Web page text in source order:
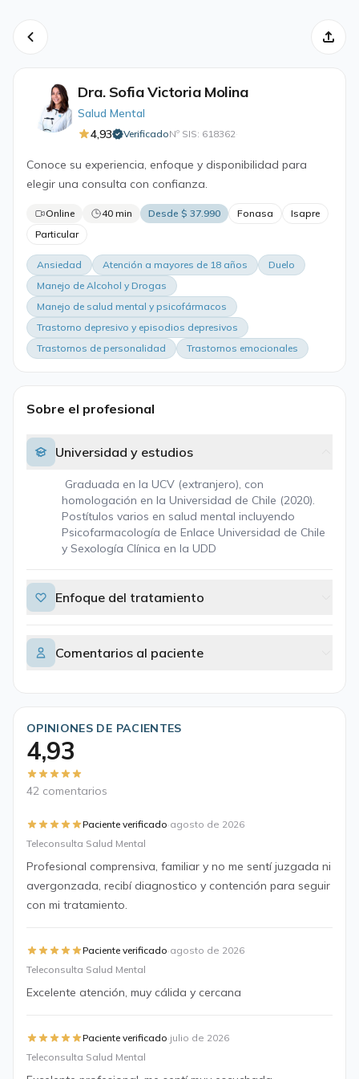
Dra. Sofia Victoria Molina
Salud Mental
4,93
VerificadoNº SIS: 618362·
Conoce su experiencia, enfoque y disponibilidad para
elegir una consulta con confianza.
Online 40 min Desde $ 37.990 Fonasa
Isapre
Particular
Ansiedad Atención a mayores de 18 años
Duelo
Manejo de Alcohol y Drogas
Manejo de salud mental y psicofármacos
Trastorno depresivo y episodios depresivos
Trastornos de personalidad
Trastornos emocionales
Sobre el profesional
Universidad y estudios
Graduada en la UCV (extranjero), con
homologación en la Universidad de Chile (2020).
Postítulos varios en salud mental incluyendo
Psicofarmacología de Enlace Universidad de Chile
y Sexología Clínica en la UDD
Enfoque del tratamiento
Comentarios al paciente
OPINIONES DE PACIENTES
4,93
42 comentarios
Paciente verificado·agosto de 2026
Teleconsulta Salud Mental
Profesional comprensiva, familiar y no me sentí juzgada ni
avergonzada, recibí diagnostico y contención para seguir
con mi tratamiento.
Paciente verificado·agosto de 2026
Teleconsulta Salud Mental
Excelente atención, muy cálida y cercana
Paciente verificado·julio de 2026
Teleconsulta Salud Mental